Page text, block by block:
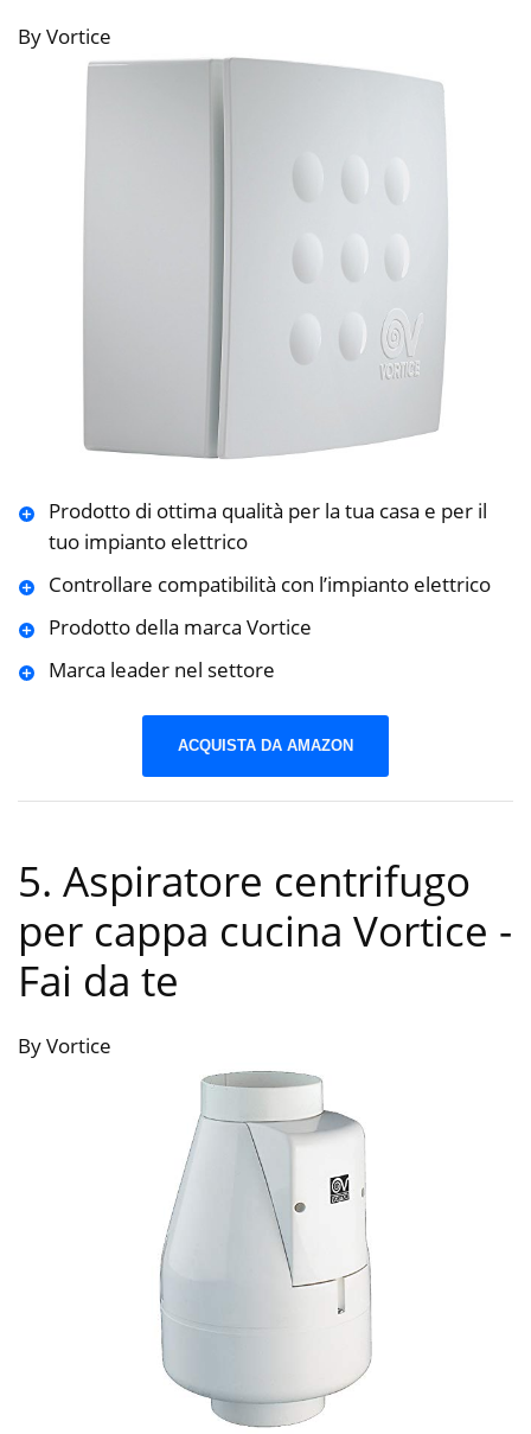
By Vortice
Prodotto di ottima qualità per la tua casa e per il
tuo impianto elettrico
Controllare compatibilità con l’impianto elettrico
Prodotto della marca Vortice
Marca leader nel settore
ACQUISTA DA AMAZON
5. Aspiratore centrifugo
per cappa cucina Vortice -
Fai da te
By Vortice